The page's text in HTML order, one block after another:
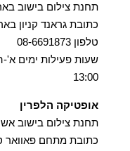
תחנת צילום בישוב
כתובת גראנד קניון
טלפון 08-6691873
13:00
אופטיקה הלפרין
תחנת צילום בישוב
כתובת מתחם פאוואר